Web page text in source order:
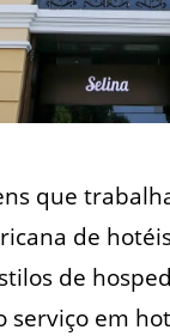
que
de
de
em